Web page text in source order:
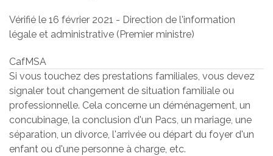
Vérifié le 16 février 2021 - Direction de l'information
légale et administrative (Premier ministre)
CafMSA
Si vous touchez des prestations familiales, vous devez
signaler tout changement de situation familiale ou
professionnelle. Cela concerne un déménagement, un
concubinage, la conclusion d'un Pacs, un mariage, une
séparation, un divorce, l'arrivée ou départ du foyer d'un
enfant ou d'une personne à charge, etc.